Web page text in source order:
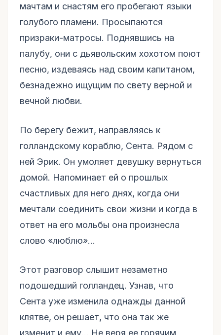
мачтам и снастям его пробегают языки
голубого пламени. Просыпаются
призраки-матросы. Поднявшись на
палубу, они с дьявольским хохотом поют
песню, издеваясь над своим капитаном,
безнадежно ищущим по свету верной и
вечной любви.
По берегу бежит, направляясь к
голландскому кораблю, Сента. Рядом с
ней Эрик. Он умоляет девушку вернуться
домой. Напоминает ей о прошлых
счастливых для него днях, когда они
мечтали соединить свои жизни и когда в
ответ на его мольбы она произнесла
слово «люблю»...
Этот разговор слышит незаметно
подошедший голландец. Узнав, что
Сента уже изменила однажды данной
клятве, он решает, что она так же
изменит и ему... Не веря ее горячим